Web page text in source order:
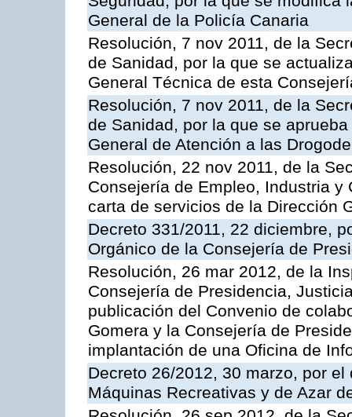
General de la Policía Canaria
Resolución, 7 nov 2011, de la
de Sanidad, por la que se
General Técnica de esta
Resolución, 7 nov 2011, de la
de Sanidad, por la que se
General de Atención a las
Resolución, 22 nov 2011, de la
Consejería de Empleo, Industria
carta de servicios de la Dirección
Decreto 331/2011, 22 diciembre,
Orgánico de la Consejería de
Resolución, 26 mar 2012, de la
Consejería de Presidencia,
publicación del Convenio de
Gomera y la Consejería de
implantación de una Oficina de
Decreto 26/2012, 30 marzo, por
Máquinas Recreativas y de Azar